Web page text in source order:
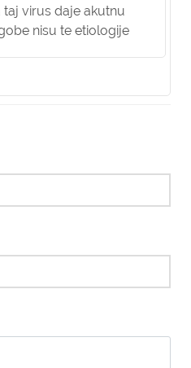
taj virus daje akutnu
nisu te etiologije